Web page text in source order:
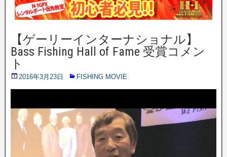
【ゲーリーインターナショナル】
Bass Fishing Hall of Fame 受賞コメン
ト
2016年3月23日 FISHING MOVIE